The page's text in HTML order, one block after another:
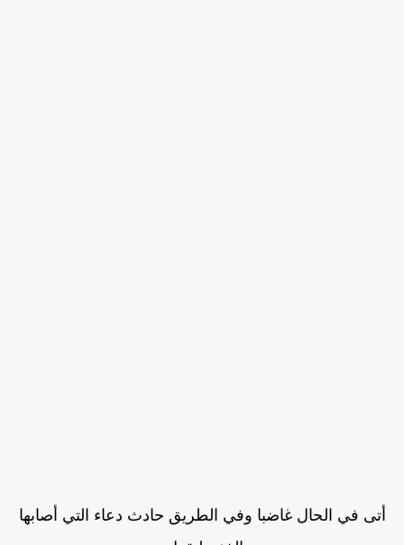
أتى في الحال غاضبا وفي الطريق حادث دعاء التي أصابها